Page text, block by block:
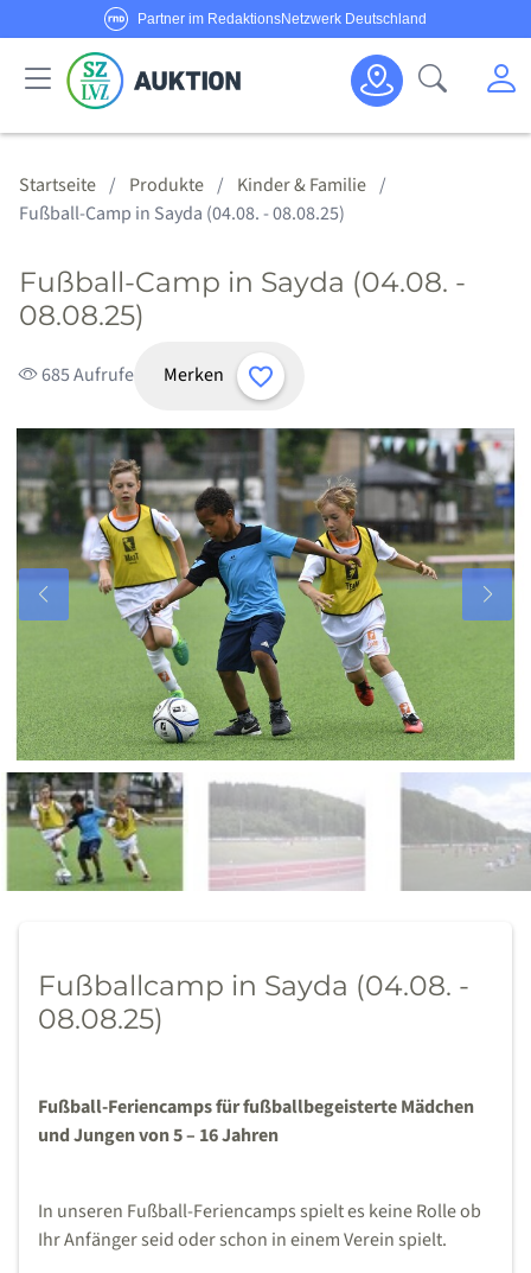
Partner im RedaktionsNetzwerk Deutschland
Sie haben Fragen oder möchten Anbieter werden?
Senden Sie uns eine
oder rufen Sie uns an!
Suche
Kategorien
Haus & Garten
Schmuck & Uhren
Körper & Seele
Sport & Freizeit
Alle Anbieter
Alle Angebote
Startseite Produkte
Kinder & Familie
Fußball-Camp in Sayda (04.08. - 08.08.25)
Fußball-Camp in Sayda (04.08. -
08.08.25)
685 Aufrufe Merken
Fußballcamp in Sayda (04.08. -
08.08.25)
Fußball-Feriencamps für fußballbegeisterte Mädchen
und Jungen von 5 – 16 Jahren
In unseren Fußball-Feriencamps spielt es keine Rolle ob
Ihr Anfänger seid oder schon in einem Verein spielt.